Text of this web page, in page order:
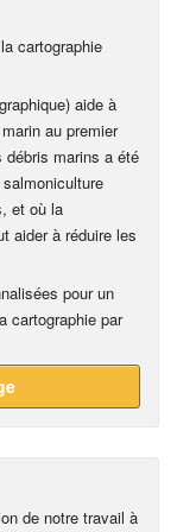
cartographie
aide à
au premier
marins a été
et où la
aider à réduire les
pour un
cartographie par
de notre travail à